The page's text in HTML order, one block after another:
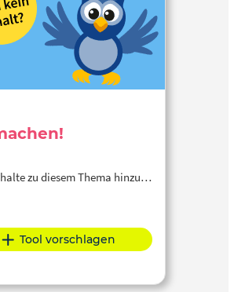
zu diesem Thema hinzu…
Tool vorschlagen